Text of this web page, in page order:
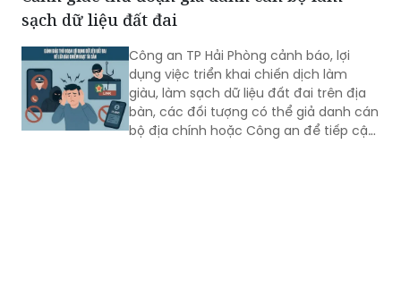
Công an TP Hải Phòng cảnh báo, lợi
dụng việc triển khai chiến dịch làm
giàu, làm sạch dữ liệu đất đai trên địa
bàn, các đối tượng có thể giả danh cán
bộ địa chính hoặc Công an để tiếp cận,
thu thập thông tin cá nhân, phát tán
mã độc và chiếm đoạt tài sản của
người dân.